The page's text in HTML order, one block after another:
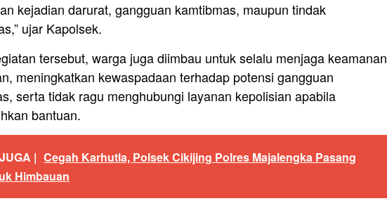
kejadian darurat, gangguan kamtibmas, maupun tindak
ujar Kapolsek.
tersebut, warga juga diimbau untuk selalu menjaga keamanan
meningkatkan kewaspadaan terhadap potensi gangguan
serta tidak ragu menghubungi layanan kepolisian apabila
bantuan.
| Cegah Karhutla, Polsek Cikijing Polres Majalengka Pasang
Himbauan